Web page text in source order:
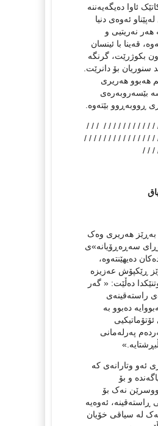
ئاوا دەیگەیەننە
ئەوەی دنیا
هەر نەریتیی و
قەینا با ئینسان
بکوژرێت، گرنگە
سنوریان بۆ دانرێت.
هەبوو هەریری
بێسەروبەرەی
ڕووبەڕوو بێتەوە.
/ / / / / / / / / / / / / /
/ / / / / / / / / / / / / / /
/ / /
بەڕێز هەریری وەک
سەڕەڕۆیانە»ی
دەیهێنتەوە،
ڕێکپۆش عەزیزە
دەڵێت: « گه‌ر
راسته‌قینه‌ی
ده‌بوو به‌
په‌رله‌مانی
ئەو وتارانەی کە
و بۆ
نەک بۆ
ڕاستەقینە، ئەوەیە
لە سیاقی خۆیان